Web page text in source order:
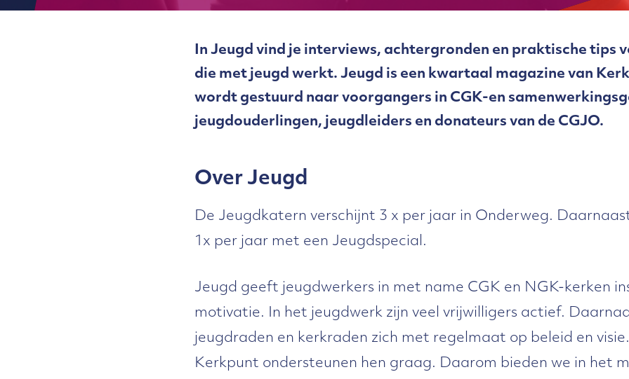
In Jeugd vind je interviews, achtergronden en praktische tips
die met jeugd werkt. Jeugd is een kwartaal magazine van
wordt gestuurd naar voorgangers in CGK-en
jeugdouderlingen, jeugdleiders en donateurs van de CGJO.
Over Jeugd
De Jeugdkatern verschijnt 3 x per jaar in Onderweg.
1x per jaar met een Jeugdspecial.
Jeugd geeft jeugdwerkers in met name CGK en NGK-kerken
motivatie. In het jeugdwerk zijn veel vrijwilligers actief.
jeugdraden en kerkraden zich met regelmaat op beleid en
Kerkpunt ondersteunen hen graag. Daarom bieden we in het